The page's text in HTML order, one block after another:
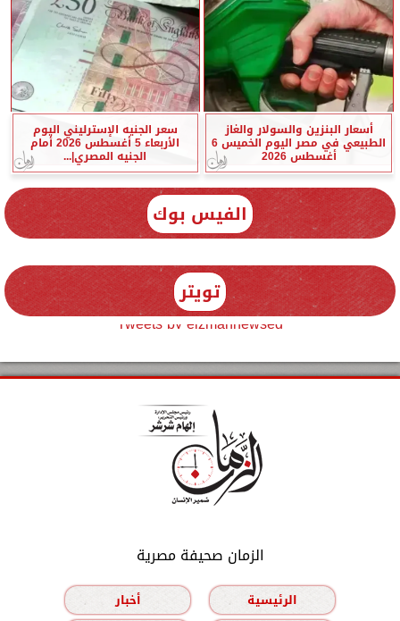
أسعار البنزين والسولار والغاز
الطبيعي في مصر اليوم الخميس 6
أغسطس 2026
سعر الجنيه الإسترليني اليوم
الأربعاء 5 أغسطس 2026 أمام
الجنيه المصري|...
الفيس بوك
تويتر
Tweets by elzmannewseg
الزمان صحيفة مصرية
الرئيسية
أخبار